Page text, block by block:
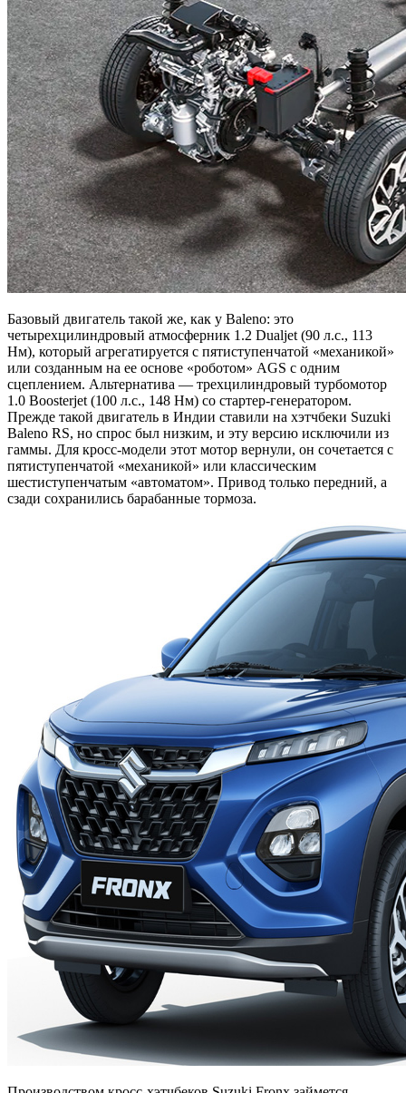
Базовый двигатель такой же, как у Baleno: это
четырехцилиндровый атмосферник 1.2 Dualjet (90 л.с., 113
Нм), который агрегатируется с пятиступенчатой «механикой»
или созданным на ее основе «роботом» AGS с одним
сцеплением. Альтернатива — трехцилиндровый турбомотор
1.0 Boosterjet (100 л.с., 148 Нм) со стартер-генератором.
Прежде такой двигатель в Индии ставили на хэтчбеки Suzuki
Baleno RS, но спрос был низким, и эту версию исключили из
гаммы. Для кросс-модели этот мотор вернули, он сочетается с
пятиступенчатой «механикой» или классическим
шестиступенчатым «автоматом». Привод только передний, а
сзади сохранились барабанные тормоза.